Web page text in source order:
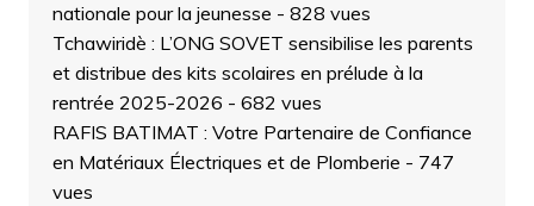
nationale pour la jeunesse - 828 vues
Tchawiridè : L’ONG SOVET sensibilise les parents
et distribue des kits scolaires en prélude à la
rentrée 2025-2026 - 682 vues
RAFIS BATIMAT : Votre Partenaire de Confiance
en Matériaux Électriques et de Plomberie - 747
vues